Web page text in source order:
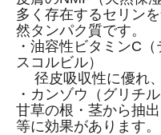
多く存在するセリン
然タンパク質です。
・油容性ビタミンC
スコルビル）
径皮吸収性に優れ、
・カンゾウ（グリチ
甘草の根・茎から抽
等に効果があります